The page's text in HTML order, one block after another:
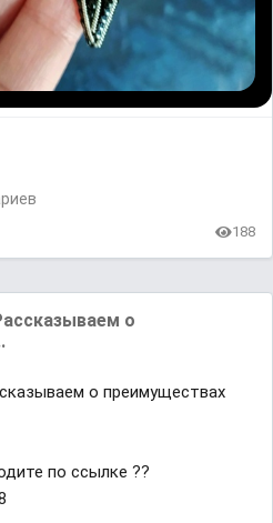
188
о
о преимуществах
по ссылке ??